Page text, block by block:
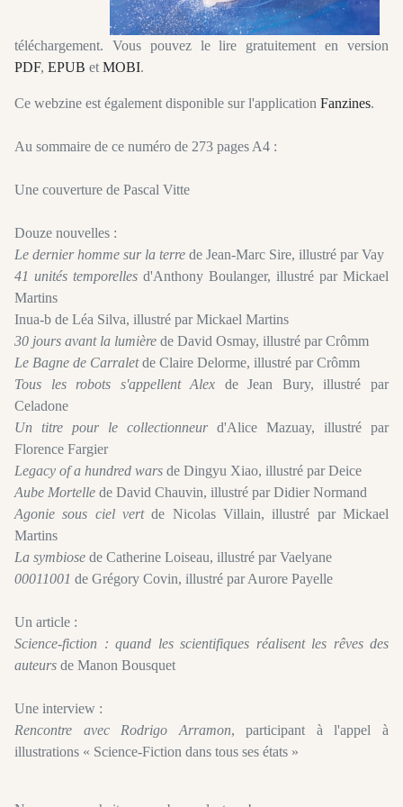
téléchargement. Vous pouvez le lire gratuitement en version
PDF, EPUB et MOBI.
Ce webzine est également disponible sur l'application Fanzines.
Au sommaire de ce numéro de 273 pages A4 :
Une couverture de Pascal Vitte
Douze nouvelles :
Le dernier homme sur la terre de Jean-Marc Sire, illustré par Vay
41 unités temporelles d'Anthony Boulanger, illustré par Mickael
Martins
Inua-b de Léa Silva, illustré par Mickael Martins
30 jours avant la lumière de David Osmay, illustré par Crômm
Le Bagne de Carraletde Claire Delorme, illustré par Crômm
Tous les robots s'appellent Alex de Jean Bury, illustré par
Celadone
Un titre pour le collectionneurd'Alice Mazuay, illustré par
Florence Fargier
Legacy of a hundred wars de Dingyu Xiao, illustré par Deice
Aube Mortelle de David Chauvin, illustré par Didier Normand
Agonie sous ciel vertde Nicolas Villain, illustré par Mickael
Martins
La symbiose de Catherine Loiseau, illustré par Vaelyane
00011001 de Grégory Covin, illustré par Aurore Payelle
Un article :
Science-fiction : quand les scientifiques réalisent les rêves des
auteurs de Manon Bousquet
Une interview :
Rencontre avec Rodrigo Arramon, participant à l'appel à
illustrations « Science-Fiction dans tous ses états »